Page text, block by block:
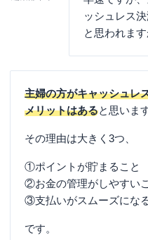
ッシュレス
と思われま
主婦の方がキャッシュレ
メリットはあると思います
その理由は大きく3つ、
①ポイントが貯まること
②お金の管理がしやすい
③支払いがスムーズにな
です。